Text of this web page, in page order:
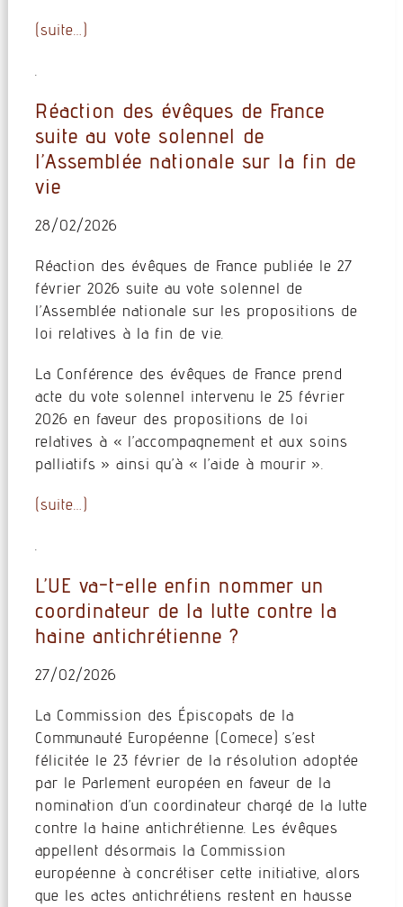
(suite…)
Réaction des évêques de France
suite au vote solennel de
l’Assemblée nationale sur la fin de
vie
28/02/2026
Réaction des évêques de France publiée le 27
février 2026 suite au vote solennel de
l’Assemblée nationale sur les propositions de
loi relatives à la fin de vie.
La Conférence des évêques de France prend
acte du vote solennel intervenu le 25 février
2026 en faveur des propositions de loi
relatives à « l’accompagnement et aux soins
palliatifs » ainsi qu’à « l’aide à mourir ».
(suite…)
L’UE va-t-elle enfin nommer un
coordinateur de la lutte contre la
haine antichrétienne ?
27/02/2026
La Commission des Épiscopats de la
Communauté Européenne (Comece) s’est
félicitée le 23 février de la résolution adoptée
par le Parlement européen en faveur de la
nomination d’un coordinateur chargé de la lutte
contre la haine antichrétienne. Les évêques
appellent désormais la Commission
européenne à concrétiser cette initiative, alors
que les actes antichrétiens restent en hausse